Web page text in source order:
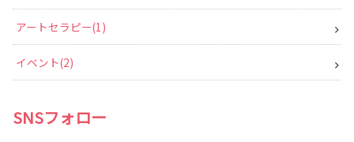
アートセラピー 1
イベント 2
SNSフォロー